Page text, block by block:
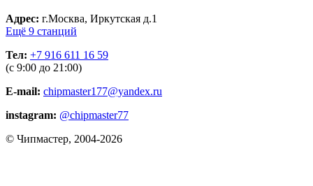
Адрес: г.Москва, Иркутская д.1
Ещё 9 станций
Тел: +7 916 611 16 59
(с 9:00 до 21:00)
E-mail: chipmaster177@yandex.ru
instagram: @chipmaster77
© Чипмастер, 2004-2026